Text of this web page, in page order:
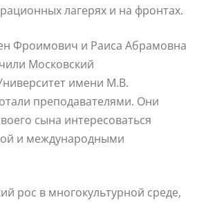
лагерях и на фронтах.
Фроимович и Раиса Абрамовна
Московский
имени М.В.
преподавателями. Они
сына интересоваться
и международными
рос в многокультурной среде,